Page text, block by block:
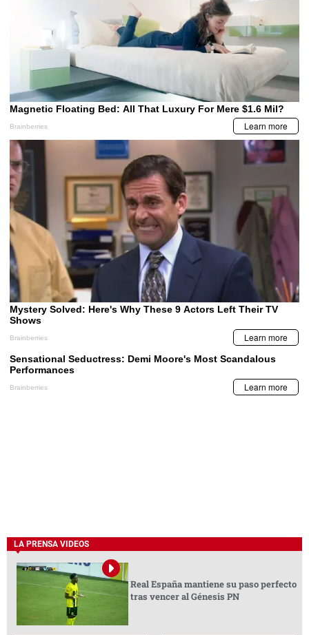
LA PRENSA VIDEOS
Real España mantiene su paso perfecto
tras vencer al Génesis PN